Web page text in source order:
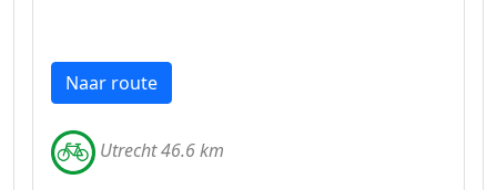
Naar route
Utrecht 46.6 km